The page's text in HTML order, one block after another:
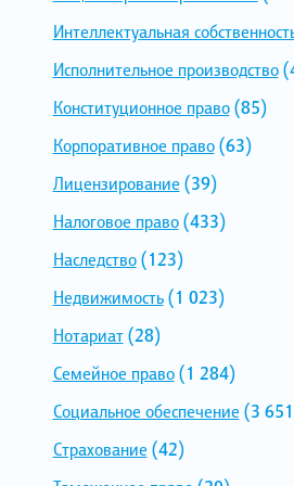
Интеллектуальная
Исполнительное производство
Конституционное право(85)
Корпоративное право(63)
Лицензирование (39)
Налоговое право(433)
Наследство(123)
Недвижимость(1 023)
Нотариат(28)
Семейное право(1 284)
Социальное обеспечение (3
Страхование (42)